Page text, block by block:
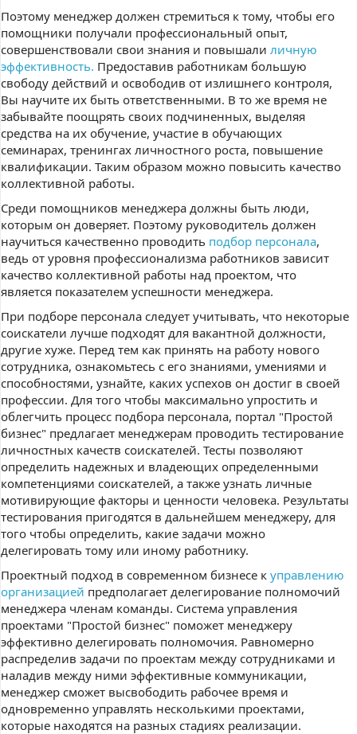
Поэтому менеджер должен стремиться к тому, чтобы его
помощники получали профессиональный опыт,
совершенствовали свои знания и повышали личную
эффективность. Предоставив работникам большую
свободу действий и освободив от излишнего контроля,
Вы научите их быть ответственными. В то же время не
забывайте поощрять своих подчиненных, выделяя
средства на их обучение, участие в обучающих
семинарах, тренингах личностного роста, повышение
квалификации. Таким образом можно повысить качество
коллективной работы.
Среди помощников менеджера должны быть люди,
которым он доверяет. Поэтому руководитель должен
научиться качественно проводить подбор персонала,
ведь от уровня профессионализма работников зависит
качество коллективной работы над проектом, что
является показателем успешности менеджера.
При подборе персонала следует учитывать, что некоторые
соискатели лучше подходят для вакантной должности,
другие хуже. Перед тем как принять на работу нового
сотрудника, ознакомьтесь с его знаниями, умениями и
способностями, узнайте, каких успехов он достиг в своей
профессии. Для того чтобы максимально упростить и
облегчить процесс подбора персонала, портал "Простой
бизнес" предлагает менеджерам проводить тестирование
личностных качеств соискателей. Тесты позволяют
определить надежных и владеющих определенными
компетенциями соискателей, а также узнать личные
мотивирующие факторы и ценности человека. Результаты
тестирования пригодятся в дальнейшем менеджеру, для
того чтобы определить, какие задачи можно
делегировать тому или иному работнику.
Проектный подход в современном бизнесе к управлению
организацией предполагает делегирование полномочий
менеджера членам команды. Система управления
проектами "Простой бизнес" поможет менеджеру
эффективно делегировать полномочия. Равномерно
распределив задачи по проектам между сотрудниками и
наладив между ними эффективные коммуникации,
менеджер сможет высвободить рабочее время и
одновременно управлять несколькими проектами,
которые находятся на разных стадиях реализации.